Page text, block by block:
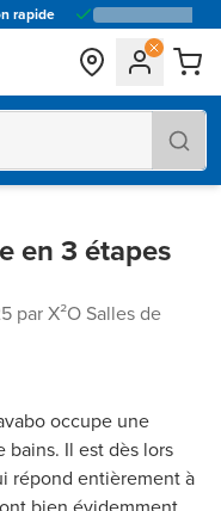
rapide
en 3 étapes
par X²O Salles de
occupe une
bains. Il est dès lors
répond entièrement à